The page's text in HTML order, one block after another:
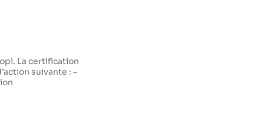
La certification
suivante : –